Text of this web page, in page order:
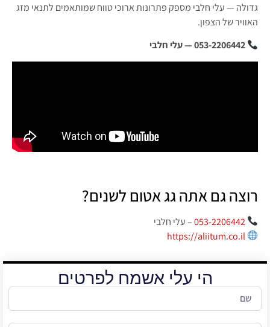
גדולה — עלי חלבי מספק פתרונות ארוכי טווח שמותאמים לתנאי מזג
האוויר של הצפון.
053-2206442 — עלי חלבי
רוצה גם אתה גג אטום לשנים?
053-2206442– עלי חלבי
https://aliitum.co.il
הי עלי אשמח לפרטים